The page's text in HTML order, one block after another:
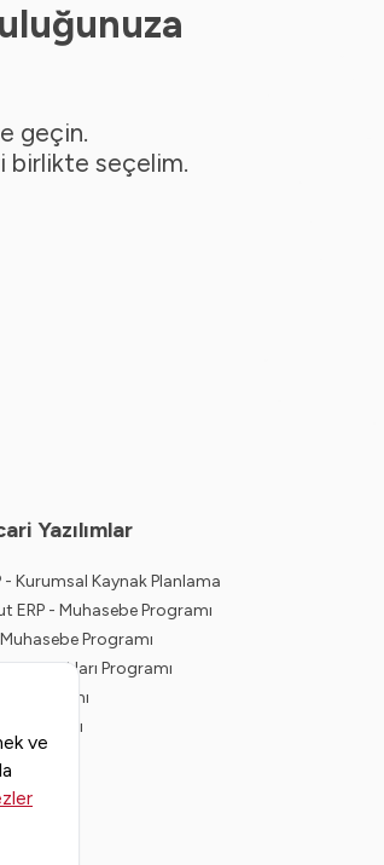
ve
geçin.
birlikte seçelim.
Yazılımlar
- Kurumsal Kaynak Planlama
ERP - Muhasebe Programı
Programı
Kaynakları Programı
Yazılımı
Programı